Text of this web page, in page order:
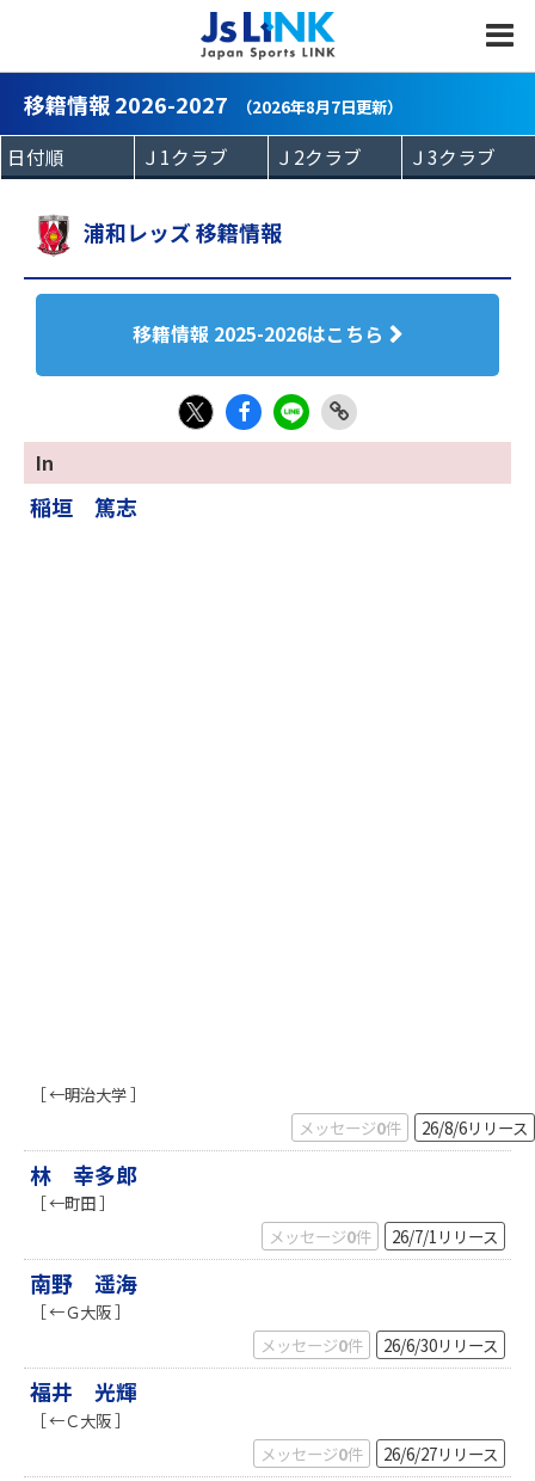
移籍情報 2026-2027 （2026年8月7日更新）
浦和レッズ 移籍情報
移籍情報 2025-2026はこちら
X
Fac
eb
LIN
E
Link
Copy
In
稲垣 篤志
［ ←明治大学 ］
メッセージ0件 26/8/6リリース
林 幸多郎
［ ←町田 ］
メッセージ0件 26/7/1 リリース
南野 遥海
［ ←Ｇ大阪 ］
メッセージ0件 26/6/30リリース
福井 光輝
［ ←Ｃ大阪 ］
メッセージ0件 26/6/27リリース